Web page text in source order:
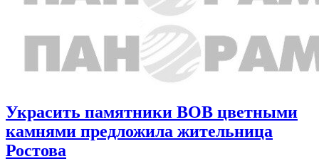
Украсить памятники ВОВ цветными
камнями предложила жительница
Ростова